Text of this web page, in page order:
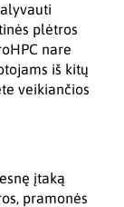
plėtros
nare
iš kitų
veikiančios
įtaką
pramonės